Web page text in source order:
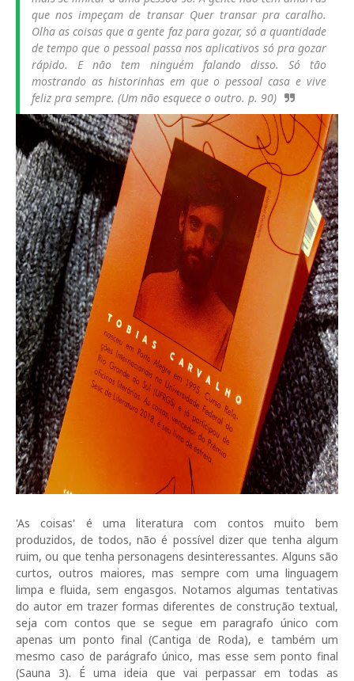
que nos impeçam de transar Quer transar pra caralho.
Olha as coisas que a gente faz para gozar, só a quantidade
de tempo que o pessoal passa nos aplicativos só pra gozar
rápido. E não tem ninguém falando disso. Só tão
mostrando as historinhas em que o pessoal casa e vive
feliz pra sempre. (Um não esquece o outro. p. 90)
'As coisas' é uma literatura com contos muito bem
produzidos, de todos, não é possível dizer que tenha algum
ruim, ou que tenha personagens desinteressantes. Alguns são
curtos, outros maiores, mas sempre com uma linguagem
limpa e fluida, sem engasgos. Notamos algumas tentativas
do autor em trazer formas diferentes de construção textual,
seja com contos que se segue em paragrafo único com
apenas um ponto final (Cantiga de Roda), e também um
mesmo caso de parágrafo único, mas esse sem ponto final
(Sauna 3). É uma ideia que vai perpassar em todas as